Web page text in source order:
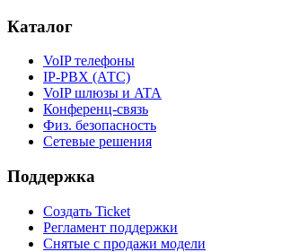
Каталог
VoIP телефоны
IP-PBX (АТС)
VoIP шлюзы и ATA
Конференц-связь
Физ. безопасность
Сетевые решения
Поддержка
Создать Ticket
Регламент поддержки
Снятые с продажи модели